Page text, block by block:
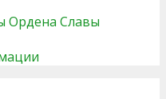
Ордена Славы